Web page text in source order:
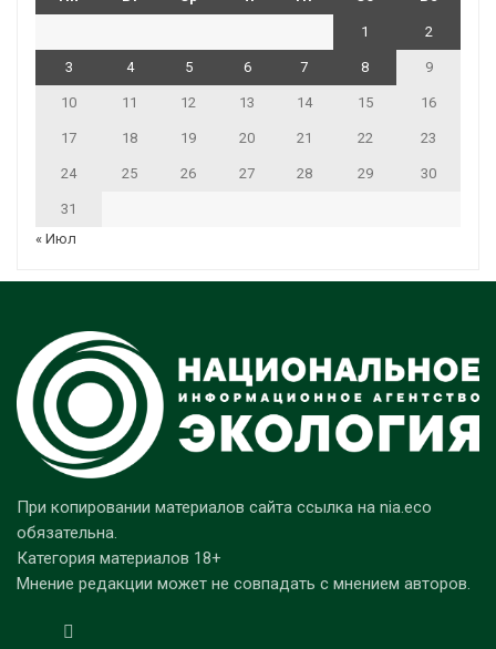
1 2
3 4 5 6 7 8 9
10 11 12 13 14 15 16
17 18 19 20 21 22 23
24 25 26 27 28 29 30
31
« Июл
При копировании материалов сайта ссылка на nia.eco
обязательна.
Категория материалов 18+
Мнение редакции может не совпадать с мнением авторов.